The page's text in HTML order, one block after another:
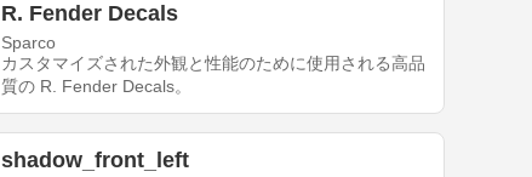
R. Fender Decals
Sparco
カスタマイズされた外観と性能のために使用される高品
質の R. Fender Decals。
shadow_front_left